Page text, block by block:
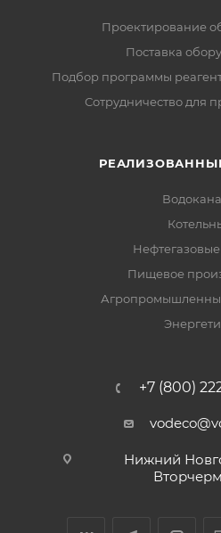
Проектирование
Поставка
Подбор программы
Сотрудничество для
Пищевое
+7 (800)
Нижний